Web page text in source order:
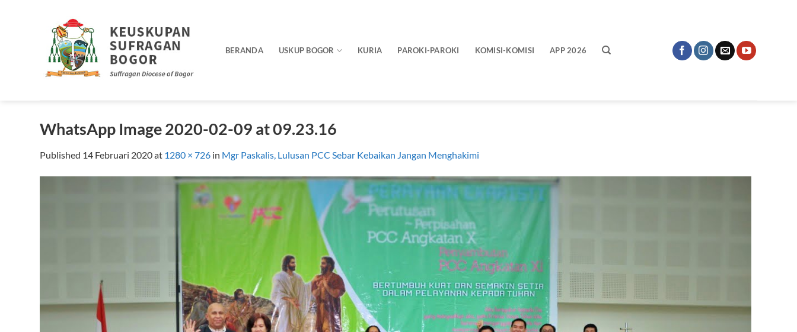
BERANDA USKUP BOGOR KURIA PAROKI-PAROKI KOMISI-KOMISI APP 2026
WhatsApp Image 2020-02-09 at 09.23.16
Published 14 Februari 2020at 1280 × 726 in Mgr Paskalis, Lulusan PCC Sebar Kebaikan Jangan Menghakimi